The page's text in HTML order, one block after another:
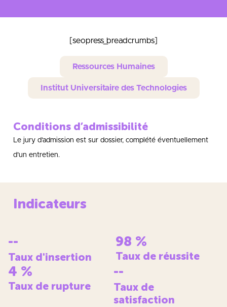
[seopress_breadcrumbs]
Ressources Humaines
Institut Universitaire des Technologies
Conditions d’admissibilité
Le jury d’admission est sur dossier, complété éventuellement
d’un entretien.
Indicateurs
--
Taux d'insertion
98 %
Taux de réussite
4 %
Taux de rupture
--
Taux de
satisfaction